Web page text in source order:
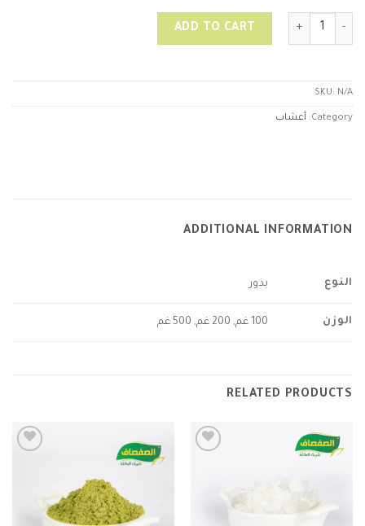
بذور الريحان quantity
ADD TO CART
SKU: N/A
Category: أعشاب
ADDITIONAL INFORMATION
النوع بذور
الوزن 100 غم, 200 غم, 500 غم
RELATED PRODUCTS